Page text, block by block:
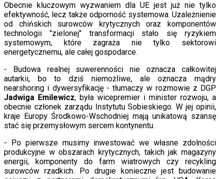
Turystyka
Psychologia
Zdrowie
Rozrywka
Kultura
Nauka
Infor.pl
Dziennik.pl
Zdrowiego.pl
Obecnie kluczowym wyzwaniem dla UE jest już nie tylko
efektywność, lecz także odporność systemowa. Uzależnienie
od chińskich surowców krytycznych oraz komponentów
technologii "zielonej" transformacji stało się ryzykiem
systemowym, które zagraża nie tylko sektorowi
energetycznemu, ale całej gospodarce.
- Budowa realnej suwerenności nie oznacza całkowitej
autarkii, bo to dziś niemożliwe, ale oznacza mądry
nearshoring i dywersyfikację - tłumaczy w rozmowie z DGP
Jadwiga Emilewicz, była wicepremier i minister rozwoju, a
obecnie członek zarządu Instytutu Sobieskiego. W jej opinii,
kraje Europy Środkowo-Wschodniej mają unikatową szansę
stać się przemysłowym sercem kontynentu.
- Po pierwsze musimy inwestować we własne zdolności
produkcyjne w obszarach krytycznych, takich jak magazyny
energii, komponenty do farm wiatrowych czy recykling
surowców rzadkich. Po drugie konieczne jest budowanie